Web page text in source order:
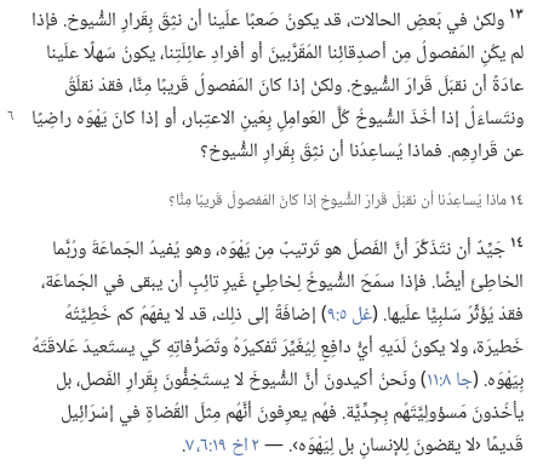
١٣ ولكنْ في بَعضِ الحالات،‏ قد يكونُ صَعبًا علَينا أن نثِقَ بِقَرارِ الشُّيوخ.‏ فإذا
لم يكُنِ المَفصولُ مِن أصدِقائِنا المُقَرَّبينَ أو أفرادِ عائِلَتِنا،‏ يكونُ سَهلًا علَينا
عادَةً أن نقبَلَ قَرارَ الشُّيوخ.‏ ولكنْ إذا كانَ المَفصولُ قَريبًا مِنَّا،‏ فقدْ نقلَقُ
ونتَساءَلُ إذا أخَذَ الشُّيوخُ كُلَّ العَوامِلِ بِعَينِ الاعتِبار،‏ أو إذا كانَ يَهْوَه راضِيًا
عن قَرارِهِم.‏ فماذا يُساعِدُنا أن نثِقَ بِقَرارِ الشُّيوخ؟‏
١٤ماذا يُساعِدُنا أن نقبَلَ قَرارَ الشُّيوخِ إذا كانَ المَفصولُ قَريبًا مِنَّا؟‏
١٤ جَيِّدٌ أن نتَذَكَّرَ أنَّ الفَصلَ هو تَرتيبٌ مِن يَهْوَه،‏ وهو يُفيدُ الجَماعَةَ ورُبَّما
الخاطِئَ أيضًا.‏ فإذا سمَحَ الشُّيوخُ لِخاطِئٍ غَيرِ تائِبٍ أن يبقى في الجَماعَة،‏
فقدْ يُؤَثِّرُ سَلبِيًّا علَيها.‏ (‏غل ٥:‏٩
‏)‏ إضافَةً إلى ذلِك،‏ قد لا يفهَمُ كم خَطِيَّتُهُ
خَطيرَة،‏ ولا يكونُ لَدَيهِ أيُّ دافِعٍ لِيُغَيِّرَ تَفكيرَهُ وتَصَرُّفاتِهِ كَي يستَعيدَ عَلاقَتَهُ
بِيَهْوَه.‏ (‏جا ٨:‏١١
‏)‏ ونَحنُ أكيدونَ أنَّ الشُّيوخَ لا يستَخِفُّونَ بِقَرارِ الفَصل،‏ بل
يأخُذونَ مَسؤولِيَّتَهُم بِجِدِّيَّة.‏ فهُم يعرِفونَ أنَّهُم مِثلَ القُضاةِ في إسْرَائِيل
قَديمًا ‹لا يقضونَ لِلإنسانِ بل لِيَهْوَه›.‏ —‏٢ اخ ١٩:‏٦،‏ ٧ ‏.‏